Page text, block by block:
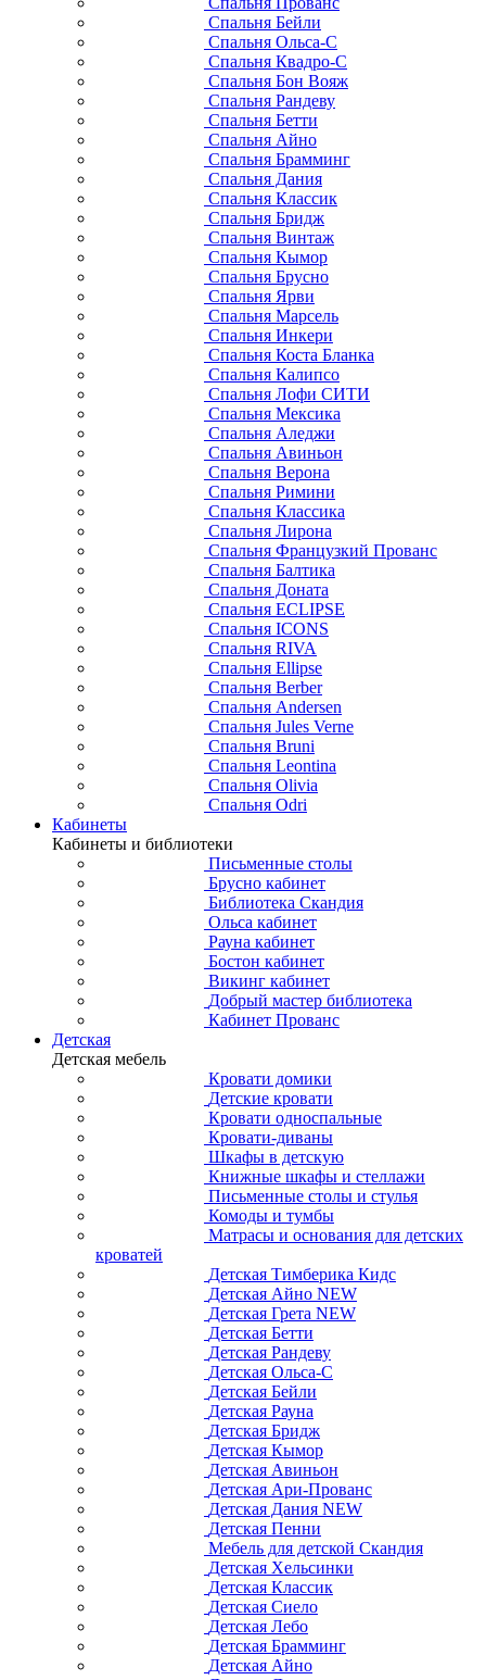
Спальня Бейли
Спальня Ольса-С
Спальня Квадро-С
Спальня Бон Вояж
Спальня Рандеву
Спальня Бетти
Спальня Айно
Спальня Брамминг
Спальня Дания
Спальня Классик
Спальня Бридж
Спальня Винтаж
Спальня Кымор
Спальня Брусно
Спальня Ярви
Спальня Марсель
Спальня Инкери
Спальня Коста Бланка
Спальня Калипсо
Спальня Лофи СИТИ
Спальня Мексика
Спальня Аледжи
Спальня Авиньон
Спальня Верона
Спальня Римини
Спальня Классика
Спальня Лирона
Спальня Французкий Прованс
Спальня Балтика
Спальня Доната
Спальня ECLIPSE
Спальня ICONS
Спальня RIVA
Спальня Ellipse
Спальня Berber
Спальня Andersen
Спальня Jules Verne
Спальня Bruni
Спальня Leontina
Спальня Olivia
Спальня Odri
Кабинеты
Кабинеты и библиотеки
Письменные столы
Брусно кабинет
Библиотека Скандия
Ольса кабинет
Рауна кабинет
Бостон кабинет
Викинг кабинет
Добрый мастер библиотека
Кабинет Прованс
Детская
Детская мебель
Кровати домики
Детские кровати
Кровати односпальные
Кровати-диваны
Шкафы в детскую
Книжные шкафы и стеллажи
Письменные столы и стулья
Комоды и тумбы
Матрасы и основания для детских
кроватей
Детская Тимберика Кидс
Детская Айно NEW
Детская Грета NEW
Детская Бетти
Детская Рандеву
Детская Ольса-С
Детская Бейли
Детская Рауна
Детская Бридж
Детская Кымор
Детская Авиньон
Детская Ари-Прованс
Детская Дания NEW
Детская Пенни
Мебель для детской Скандия
Детская Хельсинки
Детская Классик
Детская Сиело
Детская Лебо
Детская Брамминг
Детская Айно